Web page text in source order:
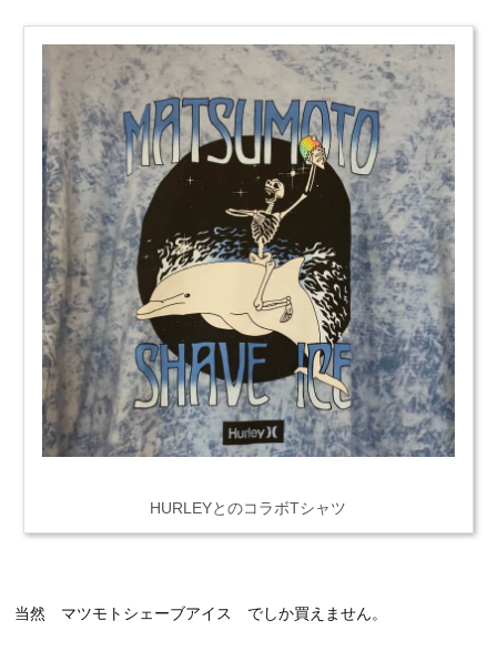
HURLEYとのコラボTシャツ
当然 マツモトシェーブアイス でしか買えません。